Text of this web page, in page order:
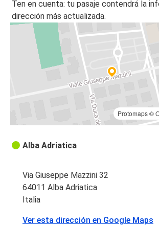
Ten en cuenta: tu pasaje contendrá la
dirección más actualizada.
Protomaps©
Alba Adriatica
Via Giuseppe Mazzini 32
64011 Alba Adriatica
Italia
Ver esta dirección en Google Maps